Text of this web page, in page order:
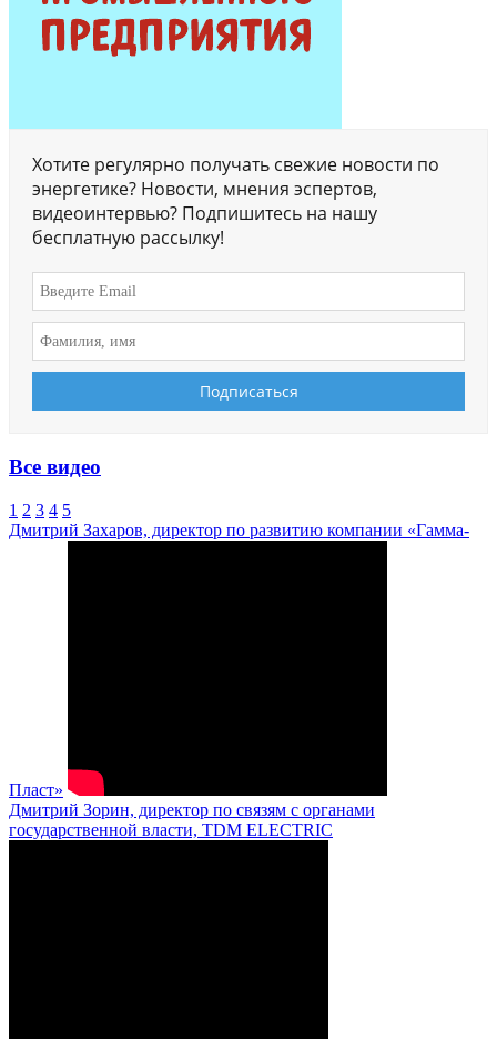
Хотите регулярно получать свежие новости по
энергетике? Новости, мнения эспертов,
видеоинтервью? Подпишитесь на нашу
бесплатную рассылку!
Все видео
1 2 3 4 5
Дмитрий Захаров, директор по развитию компании «Гамма-
Пласт»
Дмитрий Зорин, директор по связям с органами
государственной власти, TDM ELECTRIC